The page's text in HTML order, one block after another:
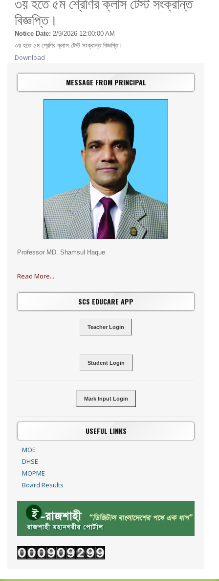
বিজ্ঞপ্তি।
Notice Date: 2/9/2026 12:00:00 AM
৩য় হতে ৫ম শ্রেণির ক্লাস টেস্ট সংক্রান্ত বিজ্ঞপ্তি।
Download
MESSAGE FROM PRINCIPAL
Professor MD. Shamsul Haque
Read More...
SCS EDUCARE APP
Teacher Login
Student Login
Mark Input Login
USEFUL LINKS
MOE
DHSE
MOPME
Board Results